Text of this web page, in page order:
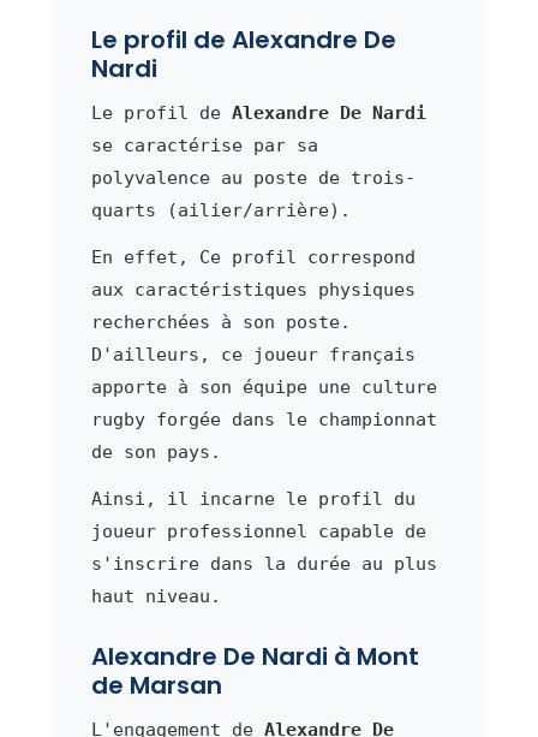
Le profil de Alexandre De
Nardi
Le profil de Alexandre De Nardi
se caractérise par sa
polyvalence au poste de trois-
quarts (ailier/arrière).
En effet, Ce profil correspond
aux caractéristiques physiques
recherchées à son poste.
D'ailleurs, ce joueur français
apporte à son équipe une culture
rugby forgée dans le championnat
de son pays.
Ainsi, il incarne le profil du
joueur professionnel capable de
s'inscrire dans la durée au plus
haut niveau.
Alexandre De Nardi à Mont
de Marsan
L'engagement de Alexandre De